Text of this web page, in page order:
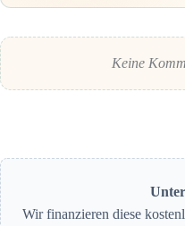
Keine
Wir finanzieren diese